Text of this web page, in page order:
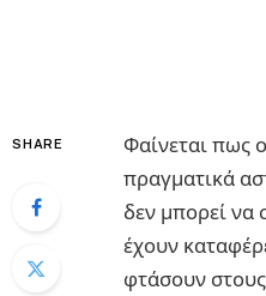
SHARE
Φαίνεται πως
πραγματικά
δεν μπορεί να
έχουν
φτάσουν